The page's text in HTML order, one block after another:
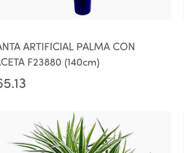
ARTIFICIAL PALMA CON
F23880 (140cm)